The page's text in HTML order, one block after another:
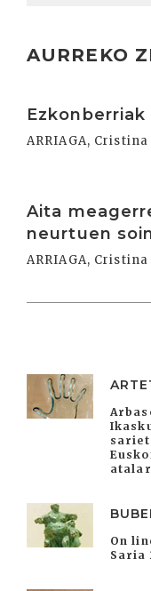
AURREKO
ARRIAGA, Cristina
Aita
neurtuen
ARRIAGA, Cristina
On
Saria